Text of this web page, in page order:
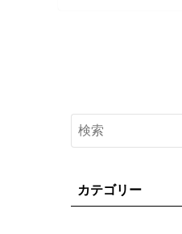
カテゴリー